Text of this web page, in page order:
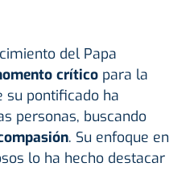
del Papa
crítico para la
su pontificado ha
personas, buscando
. Su enfoque en
lo ha hecho destacar